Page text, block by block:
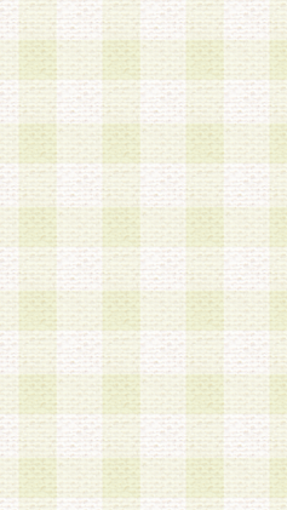
以下の各号に定める目的に利
以外の目的で個人情報を利
たうえで利用するものとし
たは運営
礼、景品、調査サンプル品
ール等の問い合わせなどへ
する業務
識別することのできる情報
なく第三者に開示すること
ついて第三者に開示または
同意を得るものとします。
ず、当社は、以下の目的に
会員個人を識別できる情報
者に対して当社の責任におい
な お、当社は、当該委託